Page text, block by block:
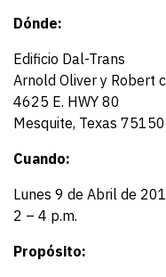
Dónde:
Edificio Dal-Trans
Arnold Oliver y Robert
4625 E. HWY 80
Mesquite, Texas
Cuando:
Lunes 9 de Abril de
2 – 4 p.m.
Propósito: